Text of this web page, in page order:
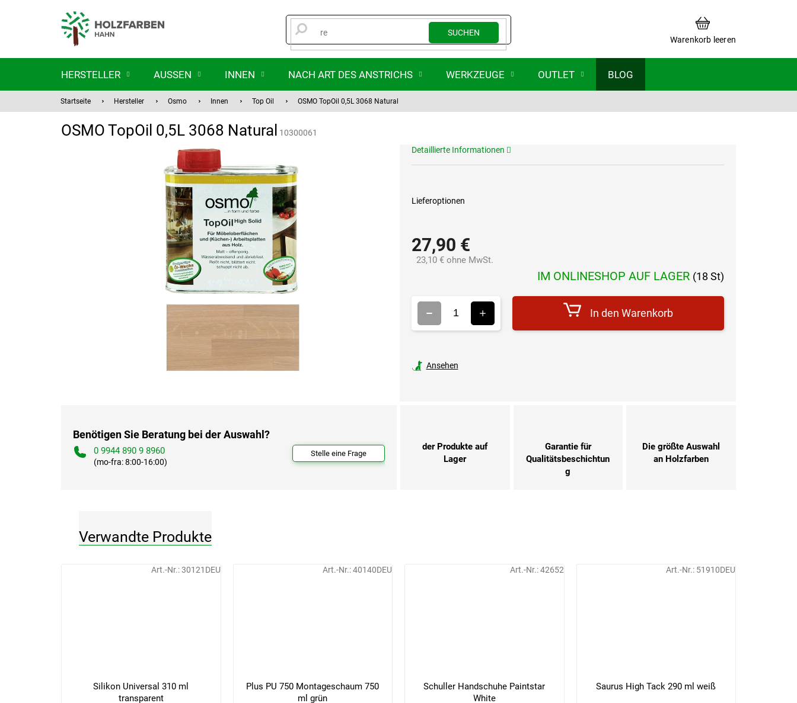
SUCHEN
WARENKORB
Warenkorb leeren
HERSTELLER AUSSEN INNEN NACH ART DES ANSTRICHS WERKZEUGE OUTLET BLOG
Startseite Hersteller Osmo Innen Top Oil OSMO TopOil 0,5L 3068 Natural
OSMO TopOil 0,5L 3068 Natural 10300061
27,90 €
23,10 € ohne MwSt.
Verkaufspreis:IM ONLINESHOP AUF LAGER (18 St)
Lieferoptionen
In den Warenkorb
Detaillierte Informationen
Ansehen
Benötigen Sie Beratung bei der Auswahl?
0 9944 890 9 8960
(mo-fra: 8:00-16:00)
Stelle eine Frage
der Produkte auf
Lager
Garantie für
Qualitätsbeschichtun
g
Die größte Auswahl
an Holzfarben
Verwandte Produkte
Silikon Universal 310 ml
transparent
Art.-Nr.:30121DEU
Plus PU 750 Montageschaum 750
ml grün
Art.-Nr.:40140DEU
Schuller Handschuhe Paintstar
White
Art.-Nr.:42652
Saurus High Tack 290 ml weiß
Art.-Nr.: 51910DEU